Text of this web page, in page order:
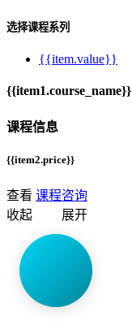
选择课程系列
{{item.value}}
{{item1.course_name}}
课程信息
{{item2.price}}
查看 课程咨询
收起
展开